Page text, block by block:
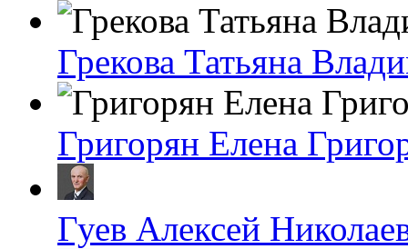
Грекова Татьяна
Григорян Елена
Гуев Алексей